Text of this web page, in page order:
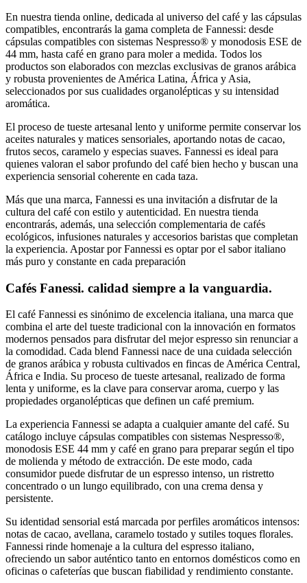
En nuestra tienda online, dedicada al universo del café y las cápsulas
compatibles, encontrarás la gama completa de Fannessi: desde
cápsulas compatibles con sistemas Nespresso® y monodosis ESE de
44 mm, hasta café en grano para moler a medida. Todos los
productos son elaborados con mezclas exclusivas de granos arábica
y robusta provenientes de América Latina, África y Asia,
seleccionados por sus cualidades organolépticas y su intensidad
aromática.
El proceso de tueste artesanal lento y uniforme permite conservar los
aceites naturales y matices sensoriales, aportando notas de cacao,
frutos secos, caramelo y especias suaves. Fannessi es ideal para
quienes valoran el sabor profundo del café bien hecho y buscan una
experiencia sensorial coherente en cada taza.
Más que una marca, Fannessi es una invitación a disfrutar de la
cultura del café con estilo y autenticidad. En nuestra tienda
encontrarás, además, una selección complementaria de cafés
ecológicos, infusiones naturales y accesorios baristas que completan
la experiencia. Apostar por Fannessi es optar por el sabor italiano
más puro y constante en cada preparación
Cafés Fanessi. calidad siempre a la vanguardia.
El café Fannessi es sinónimo de excelencia italiana, una marca que
combina el arte del tueste tradicional con la innovación en formatos
modernos pensados para disfrutar del mejor espresso sin renunciar a
la comodidad. Cada blend Fannessi nace de una cuidada selección
de granos arábica y robusta cultivados en fincas de América Central,
África e India. Su proceso de tueste artesanal, realizado de forma
lenta y uniforme, es la clave para conservar aroma, cuerpo y las
propiedades organolépticas que definen un café premium.
La experiencia Fannessi se adapta a cualquier amante del café. Su
catálogo incluye cápsulas compatibles con sistemas Nespresso®,
monodosis ESE 44 mm y café en grano para preparar según el tipo
de molienda y método de extracción. De este modo, cada
consumidor puede disfrutar de un espresso intenso, un ristretto
concentrado o un lungo equilibrado, con una crema densa y
persistente.
Su identidad sensorial está marcada por perfiles aromáticos intensos:
notas de cacao, avellana, caramelo tostado y sutiles toques florales.
Fannessi rinde homenaje a la cultura del espresso italiano,
ofreciendo un sabor auténtico tanto en entornos domésticos como en
oficinas o cafeterías que buscan fiabilidad y rendimiento constante.